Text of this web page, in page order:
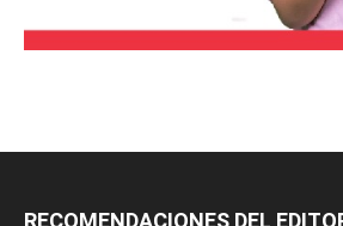
RECOMENDACIONES DEL